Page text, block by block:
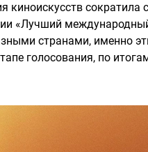
киноискусств сократила
«Лучший
странами, именно
голосования, по